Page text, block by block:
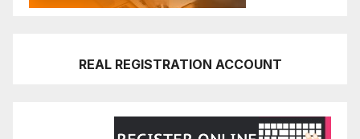
REAL REGISTRATION ACCOUNT